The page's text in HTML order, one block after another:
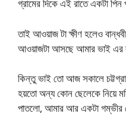
গ্রামের দিকে এই রাতে একটা
তাই আওয়াজ টা ক্ষীণ হলেও
আওয়াজটা আসছে আমার ভাই এর
কিন্তু ভাই তো আজ সকালে
হয়তো অন্য কোন ছেলেকে নিয়ে
পাতলো, আমার আর একটা